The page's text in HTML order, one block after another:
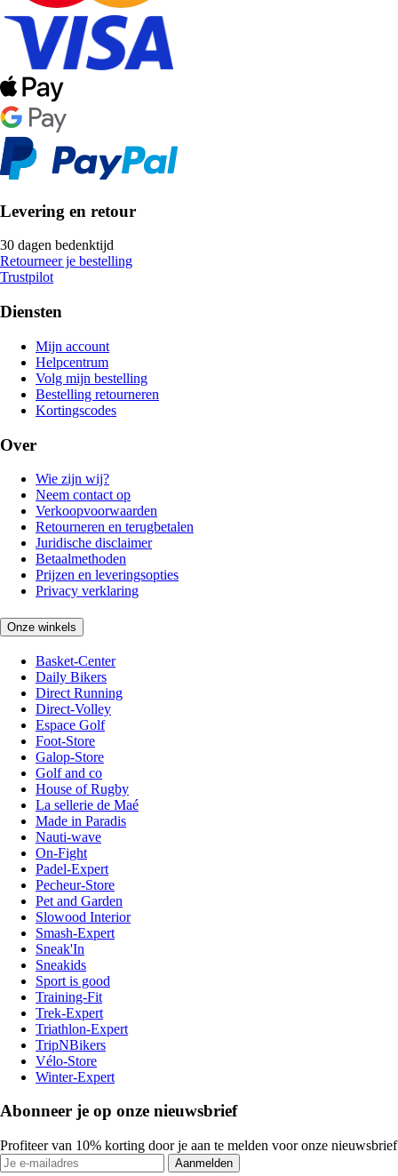
Levering en retour
30 dagen bedenktijd
Retourneer je bestelling
Trustpilot
Diensten
Mijn account
Helpcentrum
Volg mijn bestelling
Bestelling retourneren
Kortingscodes
Over
Wie zijn wij?
Neem contact op
Verkoopvoorwaarden
Retourneren en terugbetalen
Juridische disclaimer
Betaalmethoden
Prijzen en leveringsopties
Privacy verklaring
Onze winkels
Basket-Center
Daily Bikers
Direct Running
Direct-Volley
Espace Golf
Foot-Store
Galop-Store
Golf and co
House of Rugby
La sellerie de Maé
Made in Paradis
Nauti-wave
On-Fight
Padel-Expert
Pecheur-Store
Pet and Garden
Slowood Interior
Smash-Expert
Sneak'In
Sneakids
Sport is good
Training-Fit
Trek-Expert
Triathlon-Expert
TripNBikers
Vélo-Store
Winter-Expert
Abonneer je op onze nieuwsbrief
Profiteer van 10% korting door je aan te melden voor onze nieuwsbrief
Aanmelden